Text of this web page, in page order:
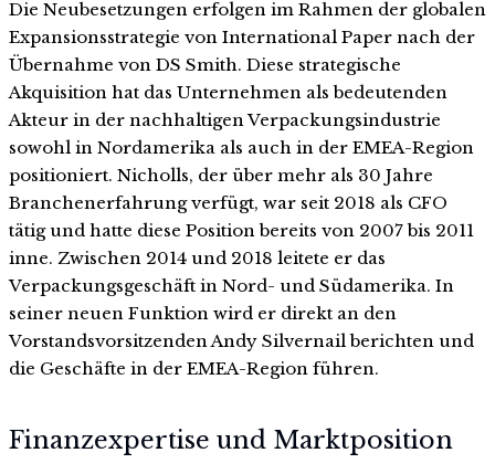
Die Neubesetzungen erfolgen im Rahmen der globalen
Expansionsstrategie von International Paper nach der
Übernahme von DS Smith. Diese strategische
Akquisition hat das Unternehmen als bedeutenden
Akteur in der nachhaltigen Verpackungsindustrie
sowohl in Nordamerika als auch in der EMEA-Region
positioniert. Nicholls, der über mehr als 30 Jahre
Branchenerfahrung verfügt, war seit 2018 als CFO
tätig und hatte diese Position bereits von 2007 bis 2011
inne. Zwischen 2014 und 2018 leitete er das
Verpackungsgeschäft in Nord- und Südamerika. In
seiner neuen Funktion wird er direkt an den
Vorstandsvorsitzenden Andy Silvernail berichten und
die Geschäfte in der EMEA-Region führen.
Finanzexpertise und Marktposition